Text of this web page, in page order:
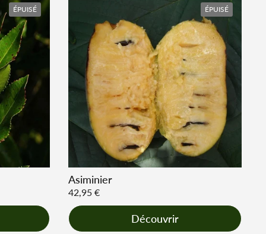
ÉPUISÉ
Asiminier
Prix régulier
42,95 €
Découvrir
ÉPUISÉ